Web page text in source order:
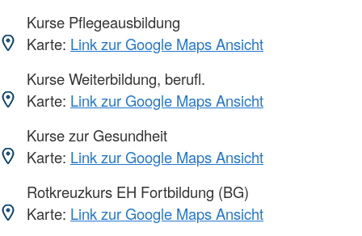
Kurse Pflegeausbildung
Karte: Link zur Google Maps Ansicht
Kurse Weiterbildung, berufl.
Karte: Link zur Google Maps Ansicht
Kurse zur Gesundheit
Karte: Link zur Google Maps Ansicht
Rotkreuzkurs EH Fortbildung (BG)
Karte: Link zur Google Maps Ansicht